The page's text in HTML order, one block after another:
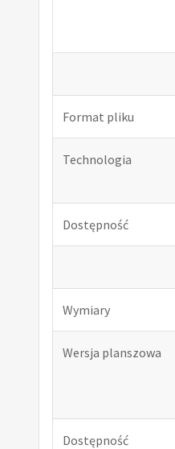
Format pliku
Technologia
Dostępność
Wymiary
Wersja planszowa
Dostępność